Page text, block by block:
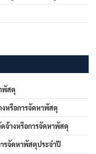
พัสดุ
หรือการจัดหาพัสดุ
จ้างหรือการจัดหาพัสดุ
รจัดหาพัสดุประจำปี